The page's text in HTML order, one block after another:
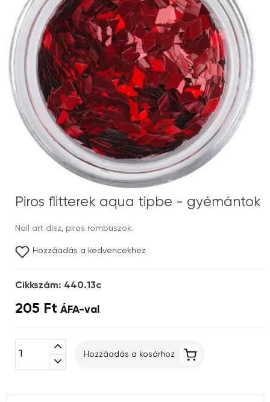
Piros flitterek aqua tipbe - gyémántok
Nail art dísz, piros rombuszok.
Hozzáadás a kedvencekhez
Cikkszám: 440.13c
205 Ft ÁFA-val
expand_less
expand_more
Hozzáadás a kosárhoz